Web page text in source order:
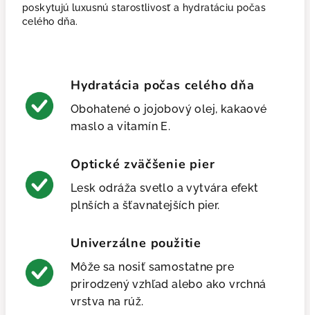
poskytujú luxusnú starostlivosť a hydratáciu počas
celého dňa.
Hydratácia počas celého dňa
Obohatené o jojobový olej, kakaové
maslo a vitamín E.
Optické zväčšenie pier
Lesk odráža svetlo a vytvára efekt
plnších a šťavnatejších pier.
Univerzálne použitie
Môže sa nosiť samostatne pre
prirodzený vzhľad alebo ako vrchná
vrstva na rúž.